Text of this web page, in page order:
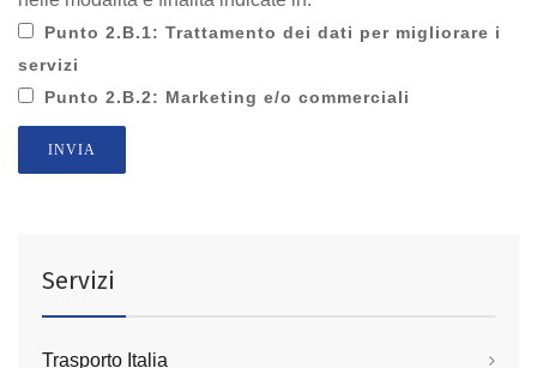
Punto 2.B.1: Trattamento dei dati per migliorare i
servizi
Punto 2.B.2: Marketing e/o commerciali
INVIA
Servizi
Trasporto Italia